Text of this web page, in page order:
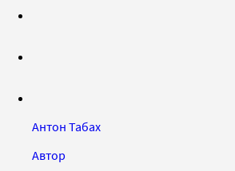
Антон Табах
Автор